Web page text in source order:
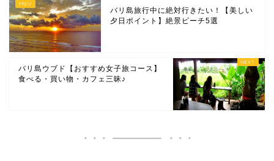
バリ島旅行中に絶対行きたい！【美しい
夕日ポイント】絶景ビーチ5選
バリ島ウブド【おすすめ女子旅コース】
食べる・買い物・カフェ三昧♪